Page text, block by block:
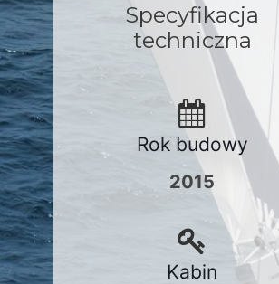
Specyfikacja
techniczna
Rok budowy
2015
Kabin